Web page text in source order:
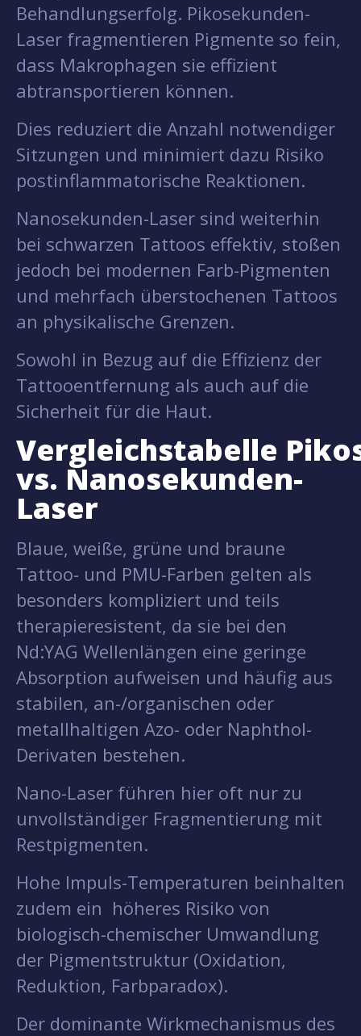
Behandlungserfolg. Pikosekunden-
Laser fragmentieren Pigmente so fein,
dass Makrophagen sie effizient
abtransportieren können.
Dies reduziert die Anzahl notwendiger
Sitzungen und minimiert dazu Risiko
postinflammatorische Reaktionen.
Nanosekunden-Laser sind weiterhin
bei schwarzen Tattoos effektiv, stoßen
jedoch bei modernen Farb-Pigmenten
und mehrfach überstochenen Tattoos
an physikalische Grenzen.
Sowohl in Bezug auf die Effizienz der
Tattooentfernung als auch auf die
Sicherheit für die Haut.
Vergleichstabelle
vs. Nanosekunden-
Laser
Blaue, weiße, grüne und braune
Tattoo- und PMU-Farben gelten als
besonders kompliziert und teils
therapieresistent, da sie bei den
Nd:YAG Wellenlängen eine geringe
Absorption aufweisen und häufig aus
stabilen, an-/organischen oder
metallhaltigen Azo- oder Naphthol-
Derivaten bestehen.
Nano-Laser führen hier oft nur zu
unvollständiger Fragmentierung mit
Restpigmenten.
Hohe Impuls-Temperaturen beinhalten
zudem ein höheres Risiko von
biologisch-chemischer Umwandlung
der Pigmentstruktur (Oxidation,
Reduktion, Farbparadox).
Der dominante Wirkmechanismus des